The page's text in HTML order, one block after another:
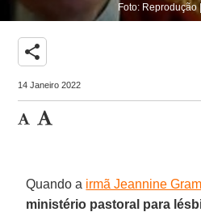
Foto: Reprodução
share
14 Janeiro 2022
Quando a irmã Jeannine
ministério pastoral para